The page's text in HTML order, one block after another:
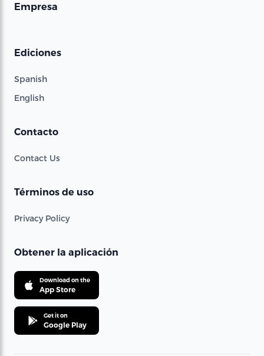
Empresa
Ediciones
Spanish
English
Contacto
Contact Us
Términos de uso
Privacy Policy
Obtener la aplicación
Download on the
App Store
Get it on
Google Play